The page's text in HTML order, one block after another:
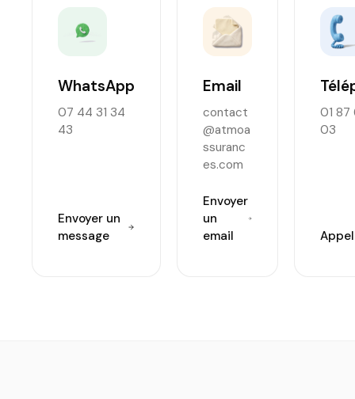
WhatsApp
07 44 31 34
43
Envoyer un
message
Email
contact
@atmoa
ssuranc
es.com
Envoyer
un
email
01 87
03